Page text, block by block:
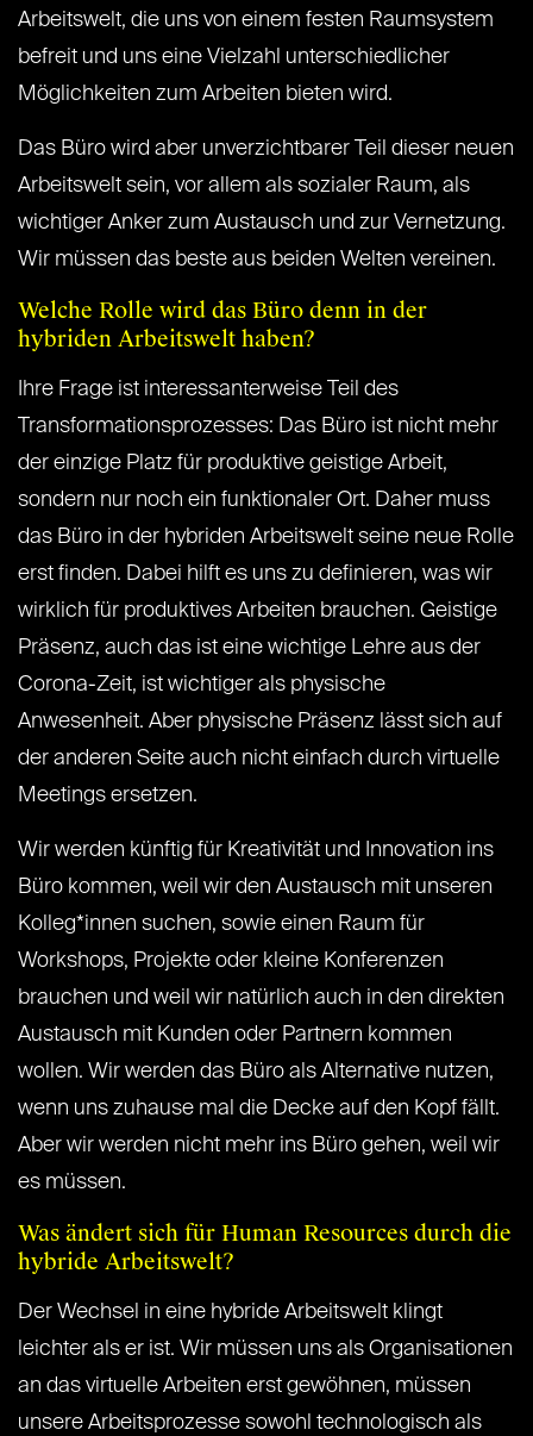
Arbeitswelt, die uns von einem festen Raumsystem
befreit und uns eine Vielzahl unterschiedlicher
Möglichkeiten zum Arbeiten bieten wird.
Das Büro wird aber unverzichtbarer Teil dieser neuen
Arbeitswelt sein, vor allem als sozialer Raum, als
wichtiger Anker zum Austausch und zur Vernetzung.
Wir müssen das beste aus beiden Welten vereinen.
Welche Rolle wird das Büro denn in der
hybriden Arbeitswelt haben?
Ihre Frage ist interessanterweise Teil des
Transformationsprozesses: Das Büro ist nicht mehr
der einzige Platz für produktive geistige Arbeit,
sondern nur noch ein funktionaler Ort. Daher muss
das Büro in der hybriden Arbeitswelt seine neue Rolle
erst finden. Dabei hilft es uns zu definieren, was wir
wirklich für produktives Arbeiten brauchen. Geistige
Präsenz, auch das ist eine wichtige Lehre aus der
Corona-Zeit, ist wichtiger als physische
Anwesenheit. Aber physische Präsenz lässt sich auf
der anderen Seite auch nicht einfach durch virtuelle
Meetings ersetzen.
Wir werden künftig für Kreativität und Innovation ins
Büro kommen, weil wir den Austausch mit unseren
Kolleg*innen suchen, sowie einen Raum für
Workshops, Projekte oder kleine Konferenzen
brauchen und weil wir natürlich auch in den direkten
Austausch mit Kunden oder Partnern kommen
wollen. Wir werden das Büro als Alternative nutzen,
wenn uns zuhause mal die Decke auf den Kopf fällt.
Aber wir werden nicht mehr ins Büro gehen, weil wir
es müssen.
Was ändert sich für Human Resources durch die
hybride Arbeitswelt?
Der Wechsel in eine hybride Arbeitswelt klingt
leichter als er ist. Wir müssen uns als Organisationen
an das virtuelle Arbeiten erst gewöhnen, müssen
unsere Arbeitsprozesse sowohl technologisch als